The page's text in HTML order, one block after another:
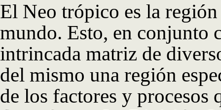
El Neo trópico es la
mundo. Esto, en conjunto
intrincada matriz de
del mismo una región
de los factores y